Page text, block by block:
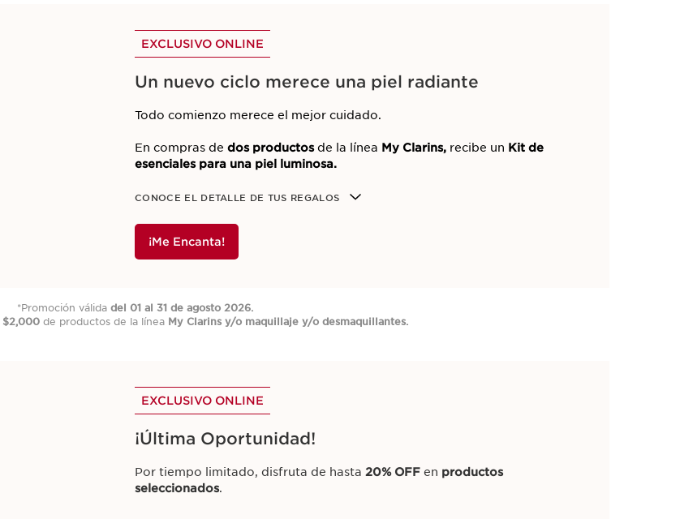
EXCLUSIVO ONLINE
Un nuevo ciclo merece una piel radiante
Todo comienzo merece el mejor cuidado.
En compras de dos productosde la línea My Clarins, recibe un Kit de
esenciales para una piel luminosa.
CONOCE EL DETALLE DE TUS REGALOS
¡Me Encanta!
*Promoción válida del 01 al 31 de agosto 2026.
$2,000de productos de la línea My Clarins y/o maquillaje y/o desmaquillantes.
EXCLUSIVO ONLINE
¡Última Oportunidad!
Por tiempo limitado, disfruta de hasta 20% OFF en productos
seleccionados.